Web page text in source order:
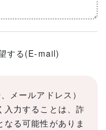
する(E-mail)
メールアドレス）
入力することは、詐
る可能性がありま